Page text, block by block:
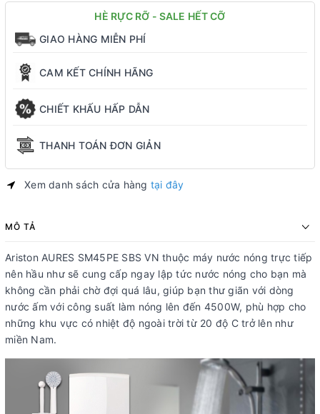
HÈ RỰC RỠ - SALE HẾT CỠ
GIAO HÀNG MIỄN PHÍ
CAM KẾT CHÍNH HÃNG
CHIẾT KHẤU HẤP DẪN
THANH TOÁN ĐƠN GIẢN
Xem danh sách cửa hàng tại đây
MÔ TẢ
Ariston AURES SM45PE SBS VN thuộc máy nước nóng trực tiếp
nên hầu như sẽ cung cấp ngay lập tức nước nóng cho bạn mà
không cần phải chờ đợi quá lâu, giúp bạn thư giãn với dòng
nước ấm với công suất làm nóng lên đến 4500W, phù hợp cho
những khu vực có nhiệt độ ngoài trời từ 20 độ C trở lên như
miền Nam.